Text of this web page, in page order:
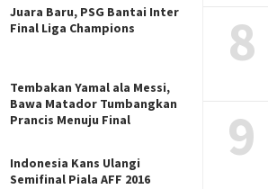
Juara Baru, PSG Bantai Inter
Final Liga Champions
Tembakan Yamal ala Messi,
Bawa Matador Tumbangkan
Prancis Menuju Final
Indonesia Kans Ulangi
Semifinal Piala AFF 2016
8
9